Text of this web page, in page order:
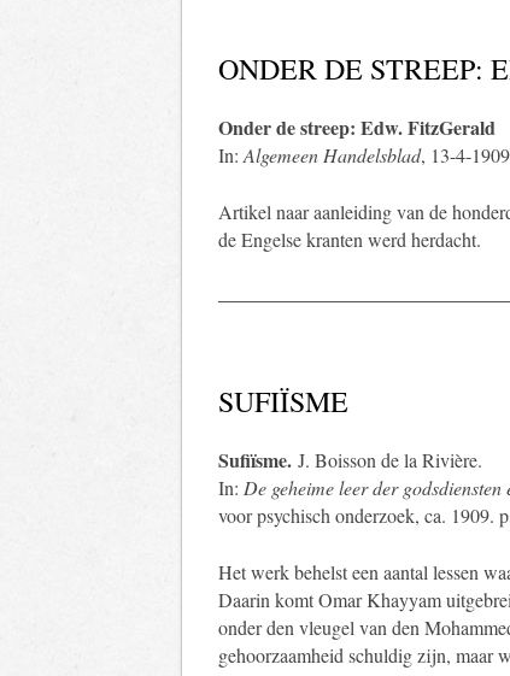
ONDER DE STREEP:
Onder de streep: Edw. FitzGerald
In: Algemeen Handelsblad, 13-4-1909
Artikel naar aanleiding van de
de Engelse kranten werd herdacht.
SUFIÏSME
Sufiïsme. J. Boisson de la Rivière.
In: De geheime leer der
voor psychisch onderzoek, ca. 1909.
Het werk behelst een aantal lessen
Daarin komt Omar Khayyam
onder den vleugel van den
gehoorzaamheid schuldig zijn, maar